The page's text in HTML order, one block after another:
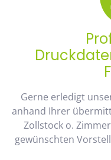
Gerne erledigt
anhand Ihrer
Zollstock o.
gewünschten